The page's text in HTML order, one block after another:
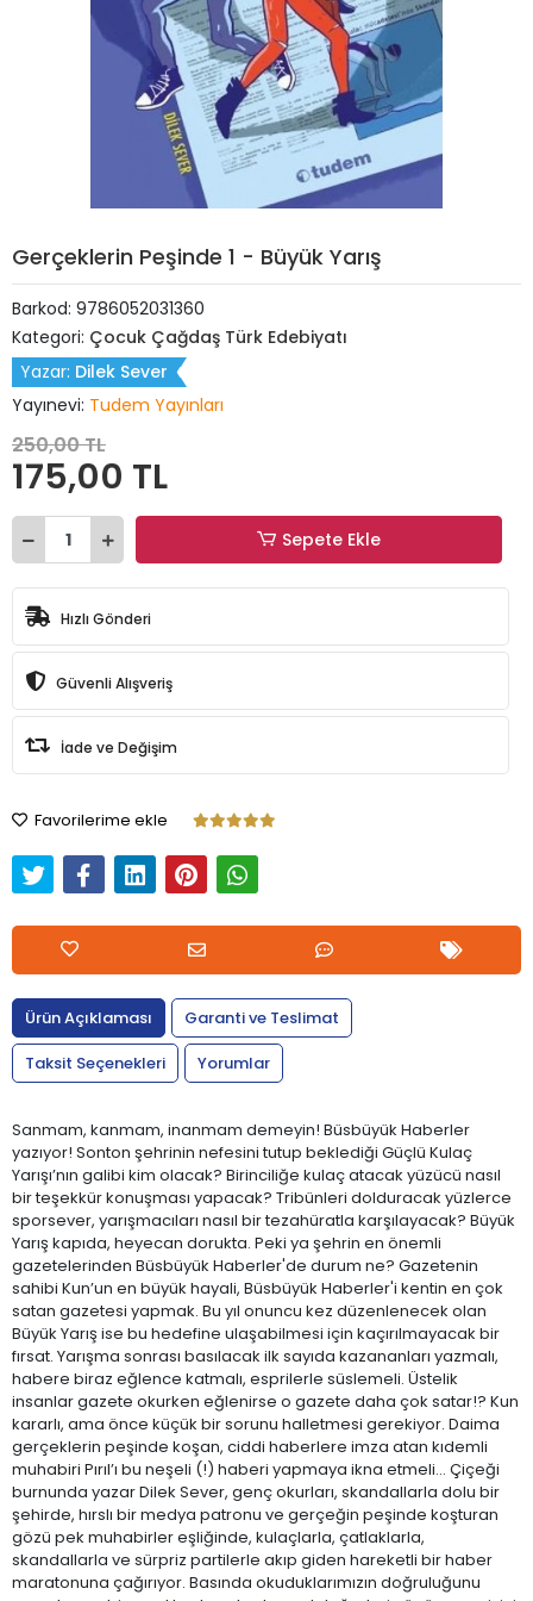
Gerçeklerin Peşinde 1 - Büyük Yarış
Barkod: 9786052031360
Kategori: Çocuk Çağdaş Türk Edebiyatı
Yazar: Dilek Sever
Yayınevi: Tudem Yayınları
250,00 TL
175,00 TL
Sepete Ekle
Hızlı Gönderi
Güvenli Alışveriş
İade ve Değişim
Favorilerime ekle
Ürün Açıklaması
Garanti ve Teslimat
Taksit Seçenekleri
Yorumlar
Sanmam, kanmam, inanmam demeyin! Büsbüyük Haberler
yazıyor! Sonton şehrinin nefesini tutup beklediği Güçlü Kulaç
Yarışı’nın galibi kim olacak? Birinciliğe kulaç atacak yüzücü nasıl
bir teşekkür konuşması yapacak? Tribünleri dolduracak yüzlerce
sporsever, yarışmacıları nasıl bir tezahüratla karşılayacak? Büyük
Yarış kapıda, heyecan dorukta. Peki ya şehrin en önemli
gazetelerinden Büsbüyük Haberler'de durum ne? Gazetenin
sahibi Kun’un en büyük hayali, Büsbüyük Haberler'i kentin en çok
satan gazetesi yapmak. Bu yıl onuncu kez düzenlenecek olan
Büyük Yarış ise bu hedefine ulaşabilmesi için kaçırılmayacak bir
fırsat. Yarışma sonrası basılacak ilk sayıda kazananları yazmalı,
habere biraz eğlence katmalı, esprilerle süslemeli. Üstelik
insanlar gazete okurken eğlenirse o gazete daha çok satar!? Kun
kararlı, ama önce küçük bir sorunu halletmesi gerekiyor. Daima
gerçeklerin peşinde koşan, ciddi haberlere imza atan kıdemli
muhabiri Pırıl’ı bu neşeli (!) haberi yapmaya ikna etmeli… Çiçeği
burnunda yazar Dilek Sever, genç okurları, skandallarla dolu bir
şehirde, hırslı bir medya patronu ve gerçeğin peşinde koşturan
gözü pek muhabirler eşliğinde, kulaçlarla, çatlaklarla,
skandallarla ve sürpriz partilerle akıp giden hareketli bir haber
maratonuna çağırıyor. Basında okuduklarımızın doğruluğunu